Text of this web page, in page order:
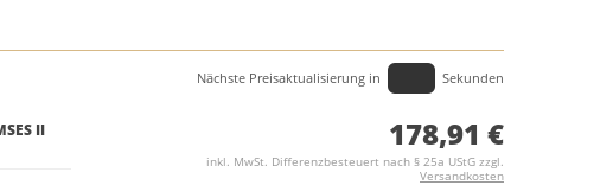
Nächste Preisaktualisierung in Sekunden
II
178,91 €
inkl. MwSt. Differenzbesteuert nach § 25a UStG zzgl.
Versandkosten